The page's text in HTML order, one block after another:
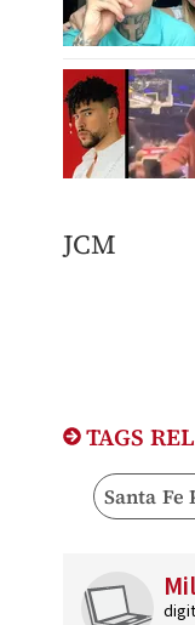
JCM
TAGS
Santa Fe